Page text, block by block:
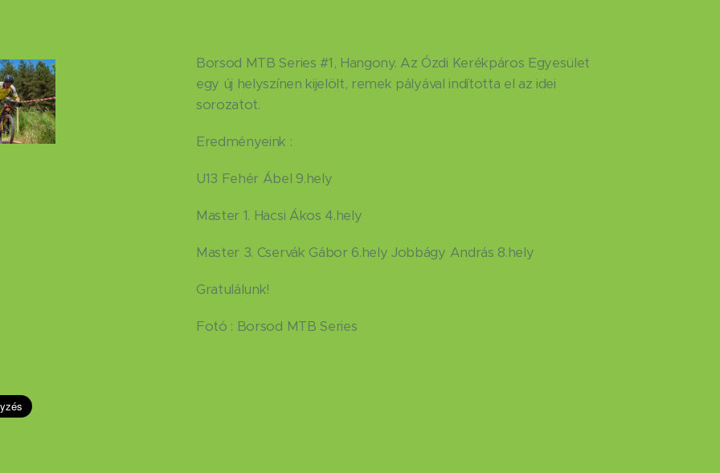
Borsod MTB Series #1, Hangony. Az Ózdi Kerékpáros Egyesület
egy új helyszínen kijelölt, remek pályával indította el az idei
sorozatot.
Eredményeink :
U13 Fehér Ábel 9.hely
Master 1. Hacsi Ákos 4.hely
Master 3. Cservák Gábor 6.hely Jobbágy András 8.hely
Gratulálunk!
Fotó : Borsod MTB Series